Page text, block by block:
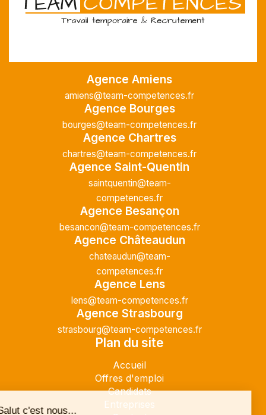
Agence Amiens
amiens@team-competences.fr
Agence Bourges
bourges@team-competences.fr
Agence Chartres
chartres@team-competences.fr
Agence Saint-Quentin
saintquentin@team-
competences.fr
Agence Besançon
besancon@team-competences.fr
Agence Châteaudun
chateaudun@team-
competences.fr
Agence Lens
lens@team-competences.fr
Agence Strasbourg
strasbourg@team-competences.fr
Plan du site
Accueil
Offres d'emploi
Candidats
Entreprises